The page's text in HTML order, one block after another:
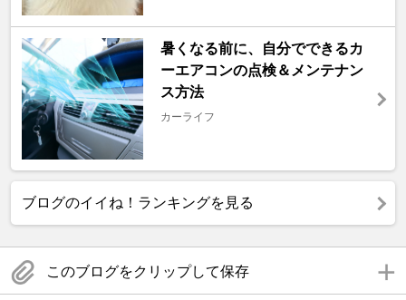
暑くなる前に、自分でできるカ
ーエアコンの点検＆メンテナン
ス方法
カーライフ
ブログのイイね！ランキングを見る
このブログをクリップして保存